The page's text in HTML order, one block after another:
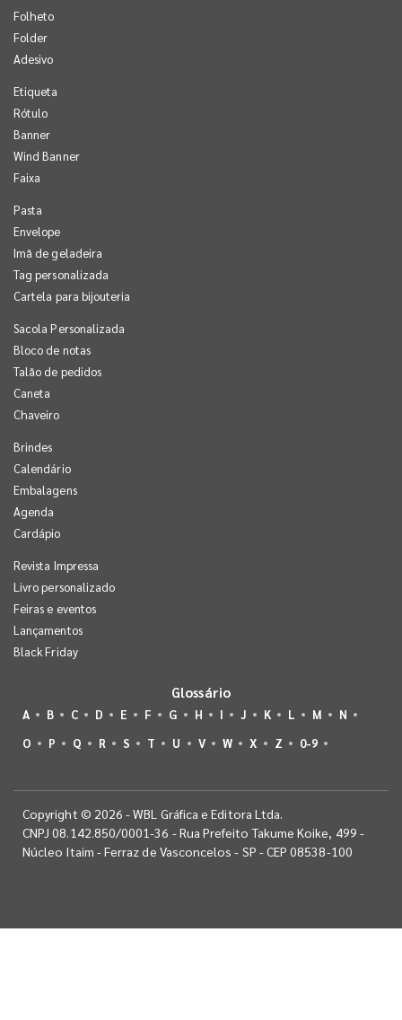
Folheto
Folder
Adesivo
Etiqueta
Rótulo
Banner
Wind Banner
Faixa
Pasta
Envelope
Imã de geladeira
Tag personalizada
Cartela para bijouteria
Sacola Personalizada
Bloco de notas
Talão de pedidos
Caneta
Chaveiro
Brindes
Calendário
Embalagens
Agenda
Cardápio
Revista Impressa
Livro personalizado
Feiras e eventos
Lançamentos
Black Friday
Glossário
A B C D E F G H I J K L M
N
O
P Q R S T U V W X Z 0-9
Copyright © 2026 - WBL Gráfica e Editora Ltda.
CNPJ 08.142.850/0001-36 - Rua Prefeito Takume Koike, 499 -
Núcleo Itaim - Ferraz de Vasconcelos - SP - CEP 08538-100